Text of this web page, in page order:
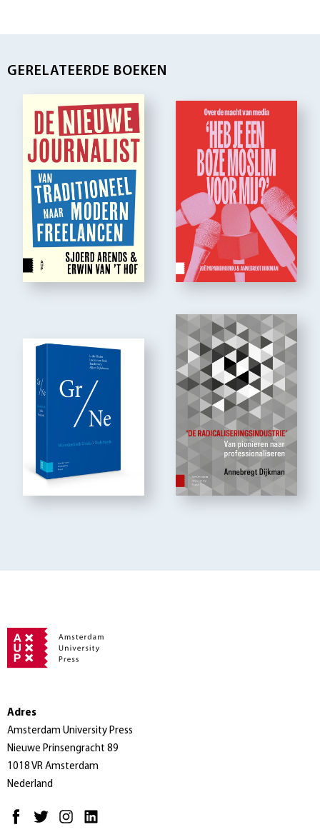
GERELATEERDE BOEKEN
Adres
Amsterdam University Press
Nieuwe Prinsengracht 89
1018 VR Amsterdam
Nederland